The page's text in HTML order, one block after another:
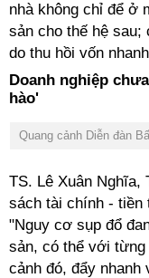
nhà không chỉ để ở
sản cho thế hệ sau;
do thu hồi vốn
Doanh nghiệp
hào'
Quang cảnh Diễn đàn
TS. Lê Xuân Nghĩa,
sách tài chính - tiền
"Nguy cơ sụp đổ
sản, có thể với từng
cảnh đó, đẩy nhanh